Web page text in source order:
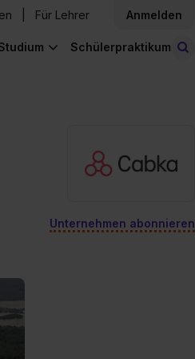
Für Lehrer Anmelden
Schülerpraktikum
Unternehmen abonnieren